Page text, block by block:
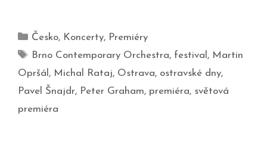
Česko, Koncerty, Premiéry
Brno Contemporary Orchestra, festival , Martin
Opršál , Michal Rataj, Ostrava, ostravské dny,
Pavel Šnajdr, Peter Graham, premiéra, světová
premiéra